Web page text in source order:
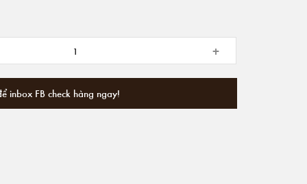
+
inbox FB check hàng ngay!